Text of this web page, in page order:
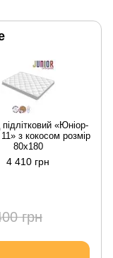
«Юніор-
з кокосом розмір
80х180
4 410 грн
грн